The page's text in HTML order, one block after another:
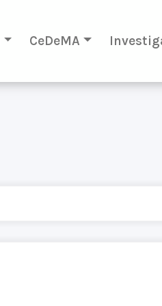
CeDeMA